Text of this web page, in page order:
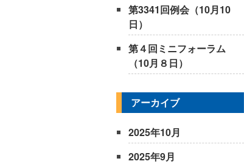
第3341回例会（10月10
日）
第４回ミニフォーラム
（10月８日）
アーカイブ
2025年10月
2025年9月